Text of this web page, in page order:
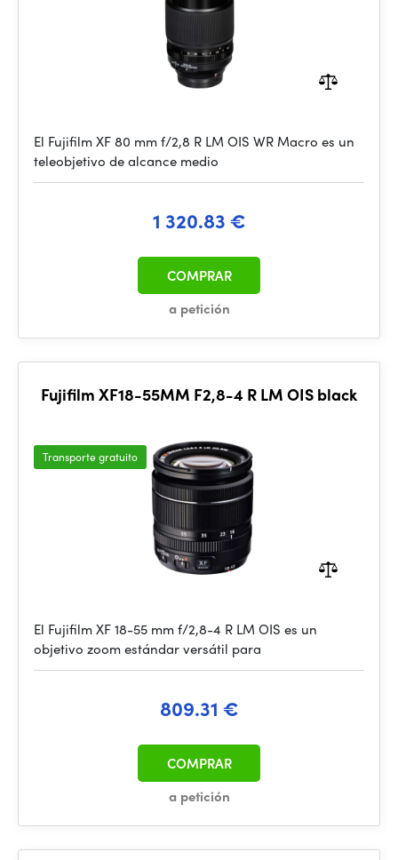
El Fujifilm XF 80 mm f/2,8 R LM OIS WR Macro es un
teleobjetivo de alcance medio
1 320.83 €
a petición
COMPRAR
Fujifilm XF18-55MM F2,8-4 R LM OIS black
Transporte gratuito
El Fujifilm XF 18-55 mm f/2,8-4 R LM OIS es un
objetivo zoom estándar versátil para
809.31 €
a petición
COMPRAR